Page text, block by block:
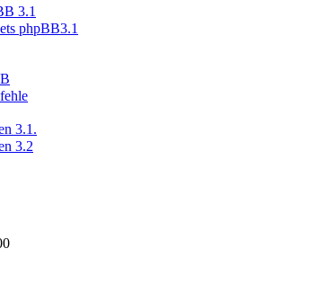
3.1
phpBB3.1
3.1.
3.2